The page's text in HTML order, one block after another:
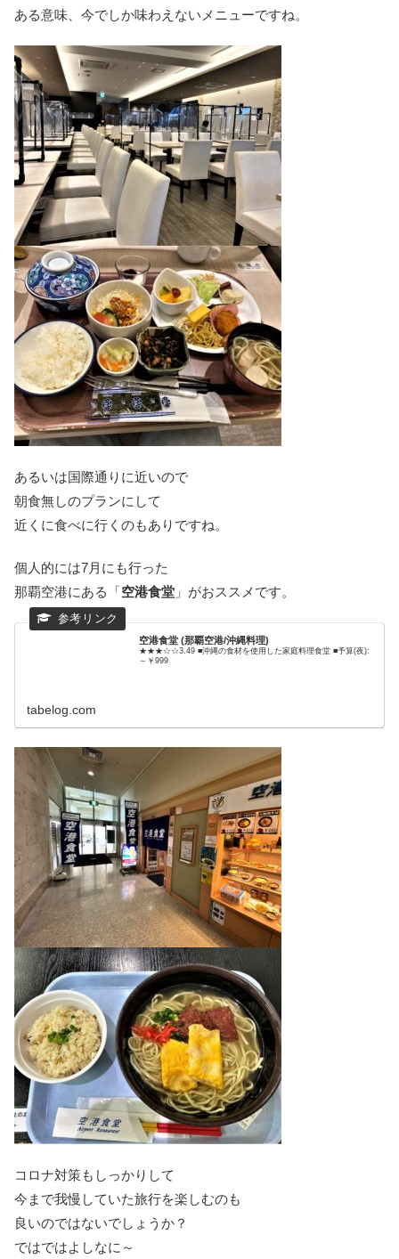
ある意味、今でしか味わえないメニューですね。
あるいは国際通りに近いので
朝食無しのプランにして
近くに食べに行くのもありですね。
個人的には7月にも行った
那覇空港にある「空港食堂 」がおススメです。
空港食堂 (那覇空港/沖縄料理)
★★★☆☆3.49 ■沖縄の食材を使用した家庭料理食堂 ■予算(夜):
～￥999
tabelog.com
コロナ対策もしっかりして
今まで我慢していた旅行を楽しむのも
良いのではないでしょうか？
ではではよしなに～